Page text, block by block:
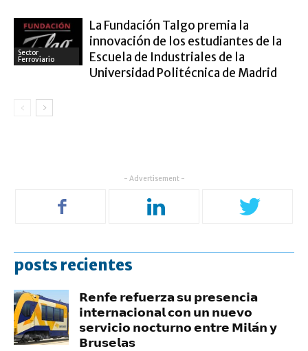
Sector
Ferroviario
La Fundación Talgo premia la
innovación de los estudiantes de la
Escuela de Industriales de la
Universidad Politécnica de Madrid
- Advertisement -
posts recientes
𝗥𝗲𝗻𝗳𝗲 𝗿𝗲𝗳𝘂𝗲𝗿𝘇𝗮 𝘀𝘂 𝗽𝗿𝗲𝘀𝗲𝗻𝗰𝗶𝗮
𝗶𝗻𝘁𝗲𝗿𝗻𝗮𝗰𝗶𝗼𝗻𝗮𝗹 𝗰𝗼𝗻 𝘂𝗻 𝗻𝘂𝗲𝘃𝗼
𝘀𝗲𝗿𝘃𝗶𝗰𝗶𝗼 𝗻𝗼𝗰𝘁𝘂𝗿𝗻𝗼 𝗲𝗻𝘁𝗿𝗲 𝗠𝗶𝗹𝗮́𝗻 𝘆
𝗕𝗿𝘂𝘀𝗲𝗹𝗮𝘀